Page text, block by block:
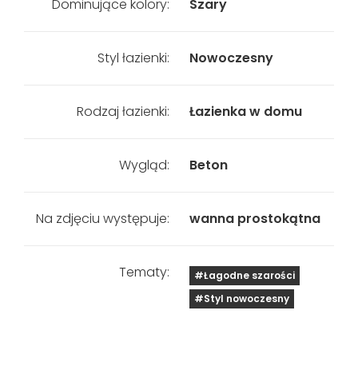
Dominujące kolory: Szary
Styl łazienki: Nowoczesny
Rodzaj łazienki: Łazienka w domu
Wygląd: Beton
Na zdjęciu występuje: wanna prostokątna
Tematy:
#Łagodne szarości
#Styl nowoczesny